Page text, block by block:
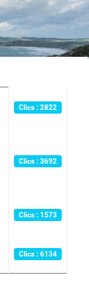
Clics : 2822
Clics : 3692
Clics : 1573
Clics : 6134